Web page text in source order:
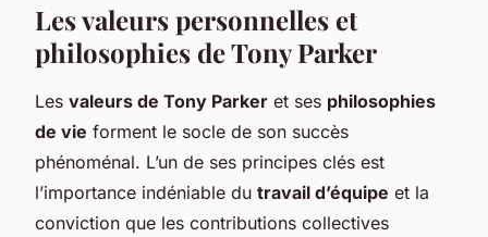
Les valeurs personnelles et
philosophies de Tony Parker
Les valeurs de Tony Parker et ses philosophies
de vie forment le socle de son succès
phénoménal. L’un de ses principes clés est
l’importance indéniable du travail d’équipe et la
conviction que les contributions collectives